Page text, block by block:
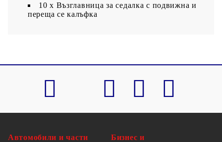
10 x Възглавница за седалка с подвижна и
переща се калъфка
Автомобили и части
Бизнес и